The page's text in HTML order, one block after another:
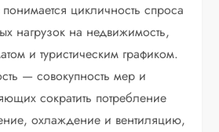
цикличность спроса
нагрузок на недвижимость,
и туристическим графиком.
— совокупность мер и
сократить потребление
охлаждение и вентиляцию,